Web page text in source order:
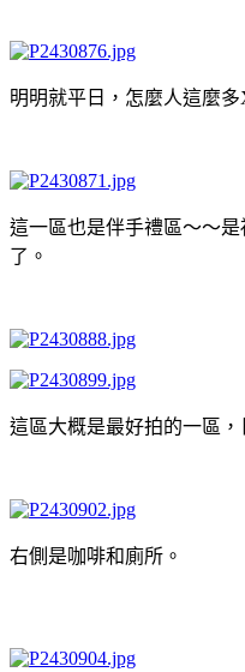
明明就平日，怎麼人這麼多
這一區也是伴手禮區～～
了。
這區大概是最好拍的一區，
右側是咖啡和廁所。